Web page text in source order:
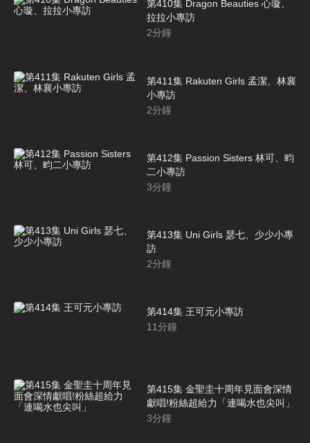
第410集 Dragon Beauties 心璇、
拉拉小專訪
2分鐘
第411集 Rakuten Girls 孟潔、林襄
小專訪
2分鐘
第412集 Passion Sisters 林可、畇
二小專訪
3分鐘
第413集 Uni Girls 瑟七、少少小專
訪
2分鐘
第414集 王可元小專訪
11分鐘
第415集 金聖圭十周年見面會深情
獻唱!粉絲超給力「連喝水也尖叫」
3分鐘